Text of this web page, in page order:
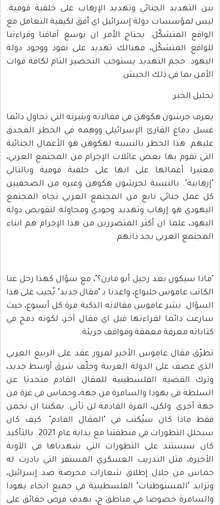
بين التهديد الجنائي وتهديد الإرهاب على خلفية قومية.
ليس لمؤسسات دولة إسرائيل اي أفق لكيفية التعامل مع
الواقع المتشكّل. يحتاج الأمر ان نوسع آفاقنا وقراءتنا
للواقع المتشكّل، فهنالك تهديد على نفوذ ووجود دولة
اليهود. حجم التهديد يستوجب التحضير التام لكافة قوات
الأمن بما في ذلك الجيش.
تحليل الخبر:
يعرف جرشون هكوهن في مقالاته وبنبرته التي تحاول دائما
غسل دماغ القارئ الإسرائيلي ووهمه في الخطر المحدق
عليهم. هذا الخطر بالنسبة لهكوهن هو الأعمال الجنائية
التي تقوم بها بعض عائلات الإجرام من المجتمع العربي،
معتبرا أعمالها على انها على خلفية قومية وبالتالي
"إرهابية". بالنسبة لجرشون هكوهن وغيره من الصحفيين
كل عمل جنائي نابع من المجتمع العربي تجاه المجتمع
اليهودي هو إرهاب وتهديد وجودي ومحاولة لتقويض دولة
اليهود، علما ان أكثر المتضررين من هذا الإجرام هم ابناء
المجتمع العربي بحد ذاتهم.
"ماذا سيكون بعد رحيل أبو مازن؟"، مع سؤال كهذا رحل عنا
الكاتب عاموس جلبواع، واعدنا بـ "مقال جديد" يُجيب على هذا
السؤال. نشر عاموس مقالاته الذكية مرة كل أسبوع، حيث
سارعت دائما لقراءتها قبل اي مقال آخر، لكونه دمج في
كتاباته معرفة معمقة ومواقف جريئة.
تطرّق مقال عاموس الأخير لمرور عقد على الربيع العربي
الذي عصف على الدولة العربية وخلّف شرق أوسط جديد،
وترك القضية الفلسطينية للمقال القادم متحدثا عن
السلطة في يهودا والسامرة من جهة، وحماس في غزة من
جهة أخرى. ولكن، المرة القادمة لن تأتي. يمكننا ان نخمن
فقط ماذا كان سيُكتب في "المقال القادم". كيف كان
سيحلل التطورات في منطقتنا مع بداية عام 2021. بالتأكيد
كان سيستند على التطورات التي شهدناها في الآونة
الأخيرة، مثل التدريب العسكري المستفز التي بادرت له
حماس من خلال إطلاق شعارات محرضة ضد إسرائيل،
وتزايد "المستوطنات" الفلسطينية في جميع انحاء يهودا
والسامرة خصوصا في مناطق ج، بهدف فرض حقائق على